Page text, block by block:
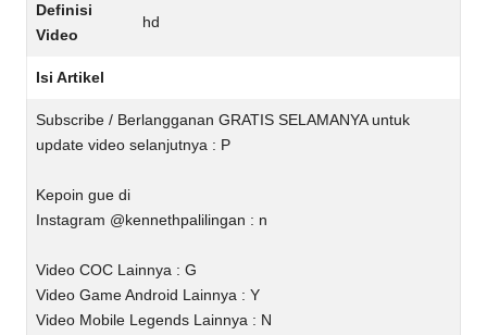
Definisi
Video
hd
Isi Artikel
Subscribe / Berlangganan GRATIS SELAMANYA untuk
update video selanjutnya : P
Kepoin gue di
Instagram @kennethpalilingan : n
Video COC Lainnya : G
Video Game Android Lainnya : Y
Video Mobile Legends Lainnya : N